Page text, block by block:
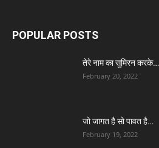
POPULAR POSTS
तेरे नाम का सुमिरन करके…
February 20, 2022
जो जागत है सो पावत है…
February 19, 2022